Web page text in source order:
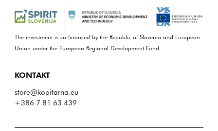
The investment is co-financed by the Republic of Slovenia and European
Union under the European Regional Development Fund.
KONTAKT
store@kopitarna.eu
+386 7 81 63 439